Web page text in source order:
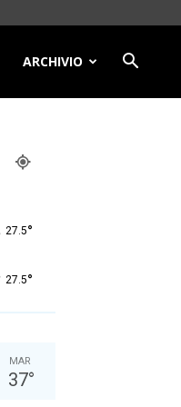
ARCHIVIO
27.5°
27.5°
MAR
37°